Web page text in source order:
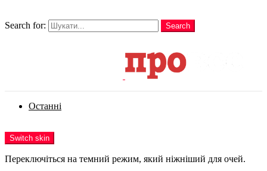
Search for:
Search
Останні
Switch skin
Переключіться на темний режим, який ніжніший для очей.